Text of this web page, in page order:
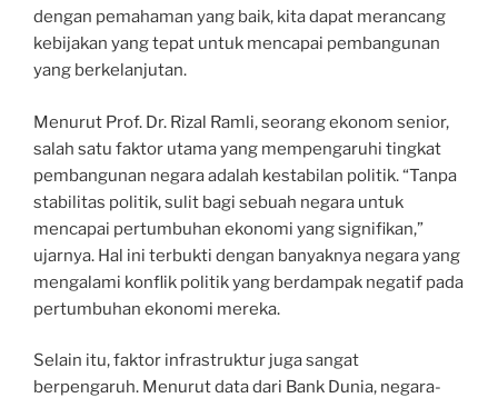
dengan pemahaman yang baik, kita dapat merancang
kebijakan yang tepat untuk mencapai pembangunan
yang berkelanjutan.
Menurut Prof. Dr. Rizal Ramli, seorang ekonom senior,
salah satu faktor utama yang mempengaruhi tingkat
pembangunan negara adalah kestabilan politik. “Tanpa
stabilitas politik, sulit bagi sebuah negara untuk
mencapai pertumbuhan ekonomi yang signifikan,”
ujarnya. Hal ini terbukti dengan banyaknya negara yang
mengalami konflik politik yang berdampak negatif pada
pertumbuhan ekonomi mereka.
Selain itu, faktor infrastruktur juga sangat
berpengaruh. Menurut data dari Bank Dunia, negara-